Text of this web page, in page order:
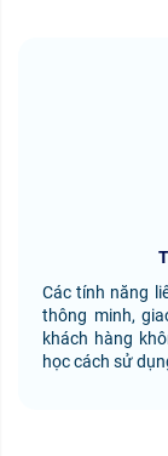
Các tính năng
thông minh,
khách hàng
học cách sử